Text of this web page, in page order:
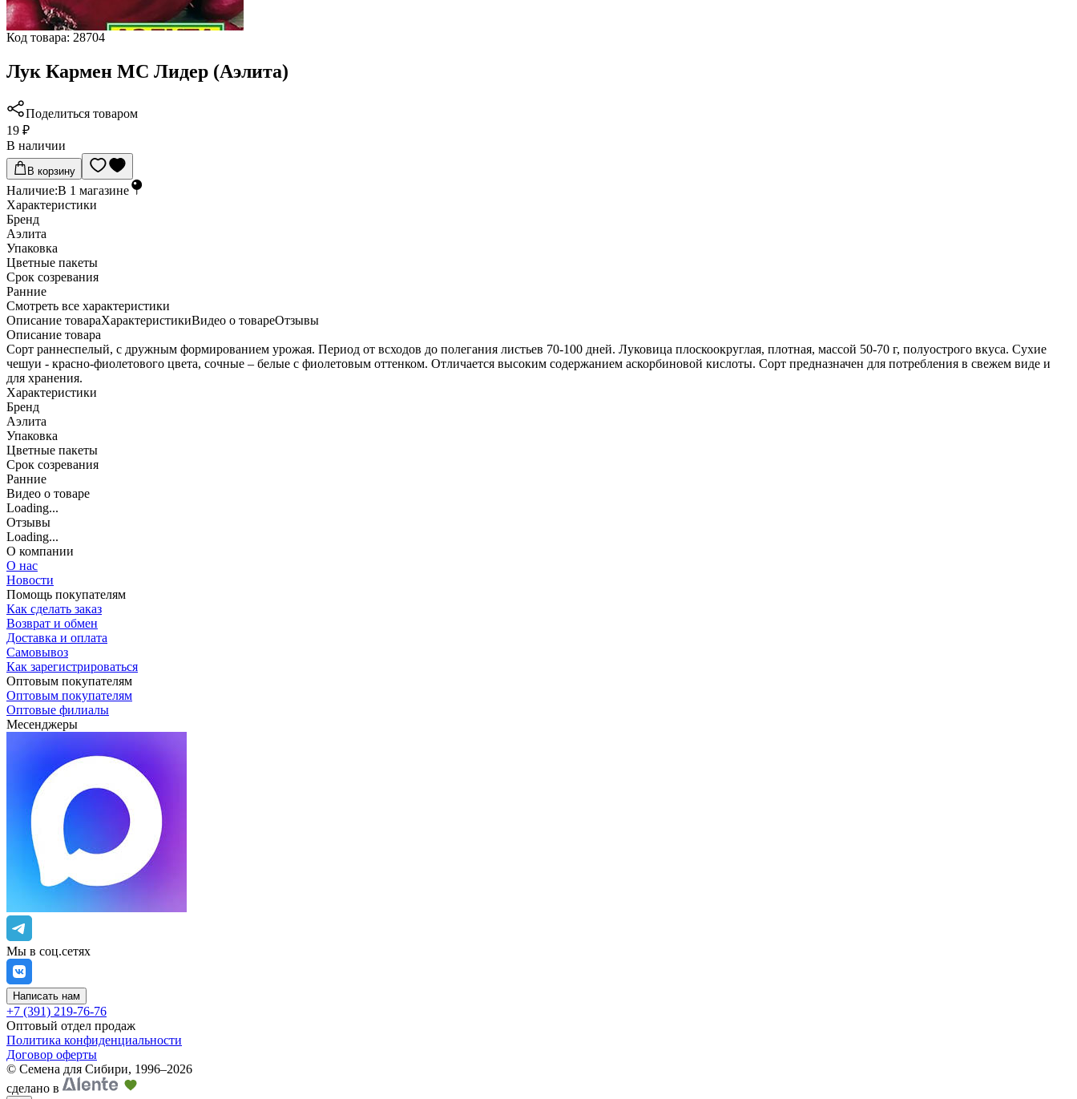
Код товара: 28704
Лук Кармен МС Лидер (Аэлита)
Поделиться товаром
19 ₽
В наличии
В корзину
Наличие:В 1 магазине
Характеристики
Бренд
Аэлита
Упаковка
Цветные пакеты
Срок созревания
Ранние
Cмотреть все характеристики
Описание товараХарактеристикиВидео о товареОтзывы
Описание товара
Сорт раннеспелый, с дружным формированием урожая. Период от всходов до полегания листьев 70-100 дней. Луковица плоскоокруглая, плотная, массой 50-70 г, полуострого вкуса. Сухие
чешуи - красно-фиолетового цвета, сочные – белые с фиолетовым оттенком. Отличается высоким содержанием аскорбиновой кислоты. Сорт предназначен для потребления в свежем виде и
для хранения.
Характеристики
Бренд
Аэлита
Упаковка
Цветные пакеты
Срок созревания
Ранние
Видео о товаре
Loading...
Отзывы
Loading...
О компании
О нас
Новости
Помощь покупателям
Как сделать заказ
Возврат и обмен
Доставка и оплата
Самовывоз
Как зарегистрироваться
Оптовым покупателям
Оптовым покупателям
Оптовые филиалы
Месенджеры
Мы в соц.сетях
Написать нам
+7 (391) 219-76-76
Оптовый отдел продаж
Политика конфиденциальности
Договор оферты
© Семена для Сибири, 1996–2026
сделано в